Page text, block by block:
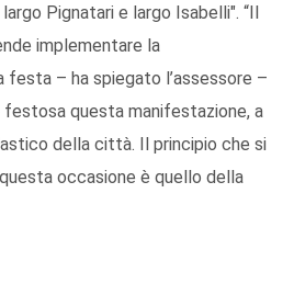
Pignatari e largo Isabelli". “Il
implementare la
festa – ha spiegato l’assessore –
festosa questa manifestazione, a
della città. Il principio che si
occasione è quello della